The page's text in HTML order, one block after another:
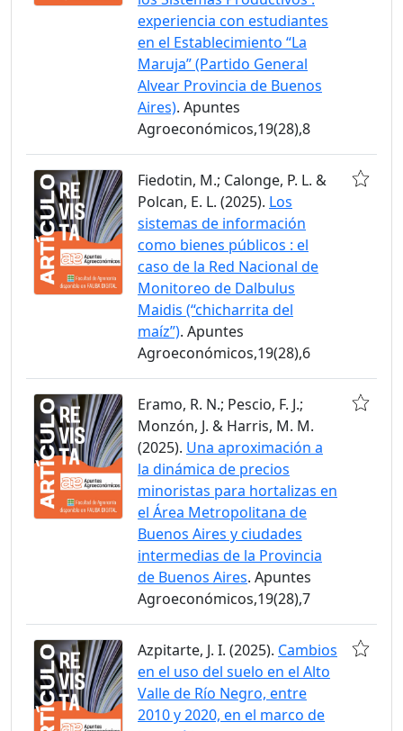
experiencia con estudiantes
en el Establecimiento “La
Maruja” (Partido General
Alvear Provincia de Buenos
Aires). Apuntes
Agroeconómicos,19(28),8
Fiedotin, M.; Calonge, P. L. &
Polcan, E. L. (2025). Los
sistemas de información
como bienes públicos : el
caso de la Red Nacional de
Monitoreo de Dalbulus
Maidis (“chicharrita del
maíz”). Apuntes
Agroeconómicos,19(28),6
Eramo, R. N.; Pescio, F. J.;
Monzón, J. & Harris, M. M.
(2025). Una aproximación a
la dinámica de precios
minoristas para hortalizas en
el Área Metropolitana de
Buenos Aires y ciudades
intermedias de la Provincia
de Buenos Aires. Apuntes
Agroeconómicos,19(28),7
Azpitarte, J. I. (2025). Cambios
en el uso del suelo en el Alto
Valle de Río Negro, entre
2010 y 2020, en el marco de